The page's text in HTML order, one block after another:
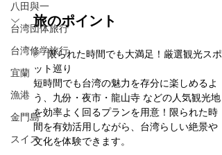
八田與一
台湾団体旅行
台湾修学旅行
宜蘭
漁港
金門島
スイス
旅のポイント
✅  限られた時間でも大満足！厳選観光スポ
ット巡り
短時間でも台湾の魅力を存分に楽しめるよ
う、九份・夜市・龍山寺 などの人気観光地
を効率よく回るプランを用意！限られた時
間を有効活用しながら、台湾らしい絶景や
文化を体験できます。